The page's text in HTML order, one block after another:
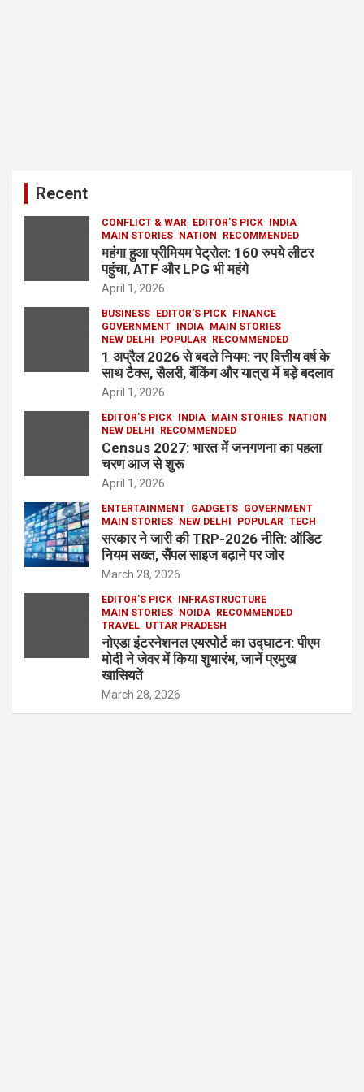
Recent
CONFLICT & WAR EDITOR'S PICK
INDIA
MAIN STORIES
NATION RECOMMENDED
महंगा हुआ प्रीमियम पेट्रोल: 160 रुपये लीटर
पहुंचा, ATF और LPG भी महंगे
April 1, 2026
BUSINESS EDITOR'S PICK
FINANCE
GOVERNMENT
INDIA
MAIN STORIES
NEW DELHI
POPULAR RECOMMENDED
1 अप्रैल 2026 से बदले नियम: नए वित्तीय वर्ष के
साथ टैक्स, सैलरी, बैंकिंग और यात्रा में बड़े बदलाव
April 1, 2026
EDITOR'S PICK INDIA MAIN STORIES
NATION
NEW DELHI
RECOMMENDED
Census 2027: भारत में जनगणना का पहला
चरण आज से शुरू
April 1, 2026
ENTERTAINMENT GADGETS GOVERNMENT
MAIN STORIES
NEW DELHI POPULAR TECH
सरकार ने जारी की TRP-2026 नीति: ऑडिट
नियम सख्त, सैंपल साइज बढ़ाने पर जोर
March 28, 2026
EDITOR'S PICK
INFRASTRUCTURE
MAIN STORIES
NOIDA
RECOMMENDED
TRAVEL UTTAR PRADESH
नोएडा इंटरनेशनल एयरपोर्ट का उद्घाटन: पीएम
मोदी ने जेवर में किया शुभारंभ, जानें प्रमुख
खासियतें
March 28, 2026